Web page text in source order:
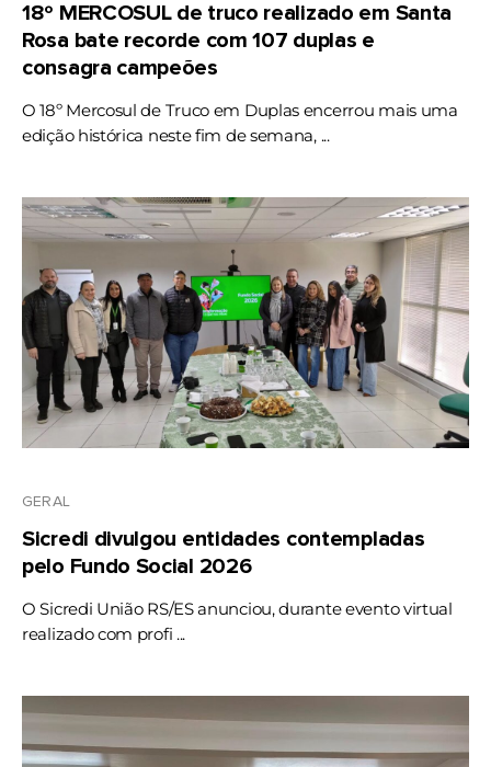
18º MERCOSUL de truco realizado em Santa
Rosa bate recorde com 107 duplas e
consagra campeões
O 18º Mercosul de Truco em Duplas encerrou mais uma
edição histórica neste fim de semana, ...
GERAL
Sicredi divulgou entidades contempladas
pelo Fundo Social 2026
O Sicredi União RS/ES anunciou, durante evento virtual
realizado com profi ...